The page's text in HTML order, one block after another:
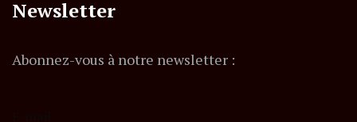
Newsletter
Abonnez-vous à notre newsletter :